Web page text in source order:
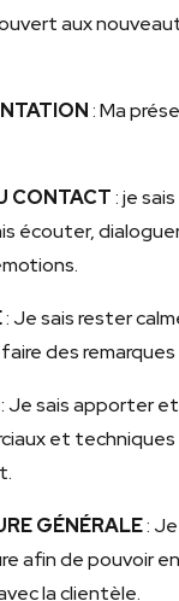
aux
: Ma
CONTACT: je
écouter,
: Je sais rester
des
: Je sais apporter
et
GÉNÉRALE:
afin de pouvoir
la clientèle.